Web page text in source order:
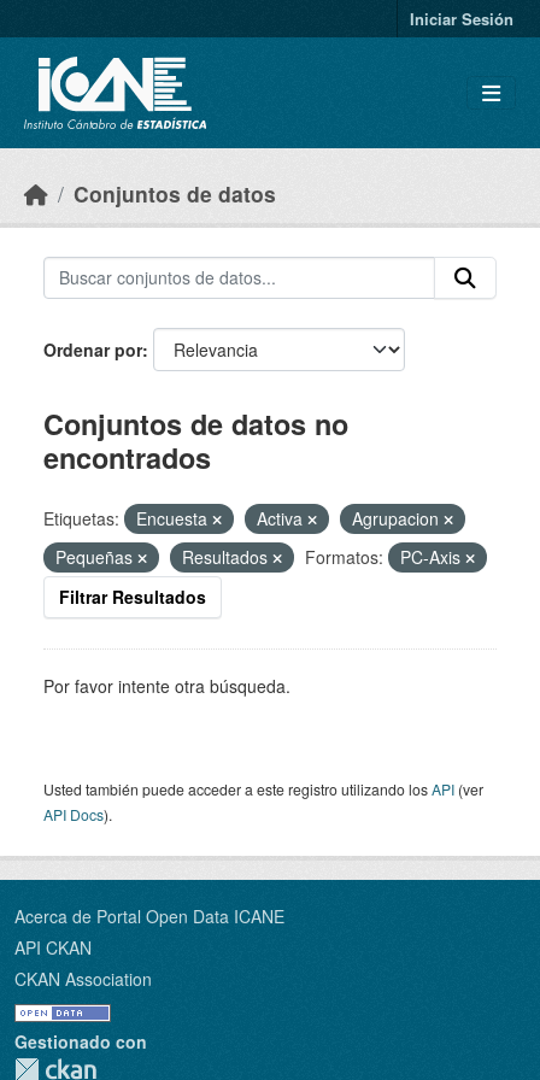
Iniciar Sesión
Conjuntos de datos
Ordenar por
Conjuntos de datos no
encontrados
Etiquetas: Encuesta Activa
Agrupacion
Pequeñas
Resultados Formatos:
PC-Axis
Filtrar Resultados
Por favor intente otra búsqueda.
Usted también puede acceder a este registro utilizando losAPI (ver
API Docs).
Acerca de Portal Open Data ICANE
API CKAN
CKAN Association
Gestionado con